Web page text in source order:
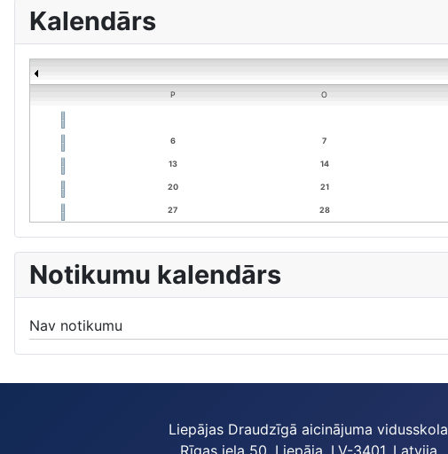
Kalendārs
P O
6 7
13 14
20 21
27 28
Notikumu kalendārs
Nav notikumu
Liepājas Draudzīgā aicinājuma vidusskola